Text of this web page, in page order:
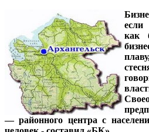
если
как
— районного центра с